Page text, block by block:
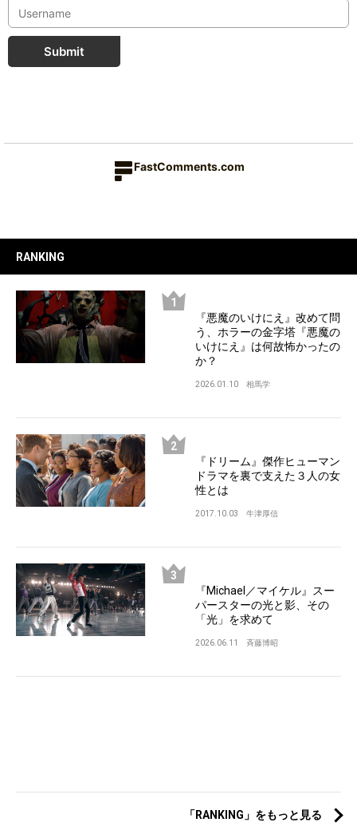
Submit
FastComments.com
RANKING
『悪魔のいけにえ』改めて問
う、ホラーの金字塔『悪魔の
いけにえ』は何故怖かったの
か？
2026.01.10 相馬学
『ドリーム』傑作ヒューマン
ドラマを裏で支えた３人の女
性とは
2017.10.03 牛津厚信
『Michael／マイケル』スー
パースターの光と影、その
「光」を求めて
2026.06.11 斉藤博昭
「RANKING」をもっと見る